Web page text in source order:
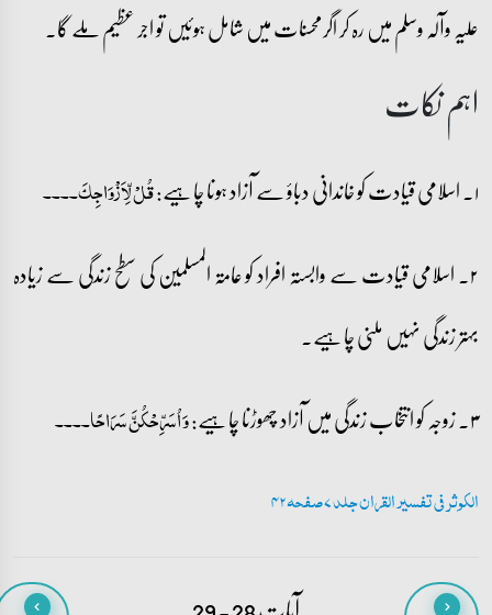
علیہ وآلہ وسلم میں رہ کر اگرمحسنات میں شامل ہوئیں تو اجر عظیم ملے گا۔
اہم نکات
۱۔ اسلامی قیادت کو خاندانی دباؤ سے آزاد ہونا چاہیے: قُلۡ لِّاَزۡوَاجِکَ۔۔۔۔
۲۔ اسلامی قیادت سے وابستہ افراد کو عامۃ المسلمین کی سطح زندگی سے زیادہ
بہتر زندگی نہیں ملنی چاہیے۔
۳۔ زوجہ کو انتخاب زندگی میں آزاد چھوڑنا چاہیے:
وَ اُسَرِّحۡکُنَّ سَرَاحًا۔۔۔۔
الکوثر فی تفسیر القران جلد 7 صفحہ 42